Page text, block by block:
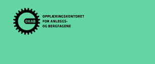
content